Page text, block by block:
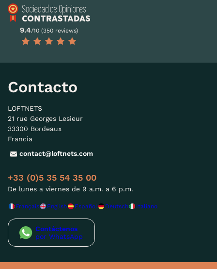
9.4/10 (350 reviews)
Contacto
LOFTNETS
21 rue Georges Lesieur
33300 Bordeaux
Francia
contact@loftnets.com
+33 (0)5 35 54 35 00
De lunes a viernes de 9 a.m. a 6 p.m.
Français English Español Deutsch Italiano
Contáctenos
por WhatsApp